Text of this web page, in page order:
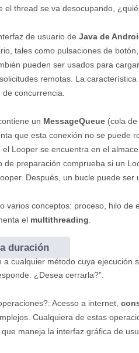
el thread se va desocupando,
de usuario de Java de
tales como pulsaciones de
pueden ser usados para
remotas. La
concurrencia.
un MessageQueue (cola
que esta conexión no se puede
Looper se encuentra en el
de preparación comprueba si un
Después, un bucle puede
varios conceptos: proceso, hilo
el multithreading.
duración
a cualquier método cuya ejecución
¿Desea cerrarla?”.
Acesso a internet,
Cualquiera de estas
maneja la interfaz gráfica de